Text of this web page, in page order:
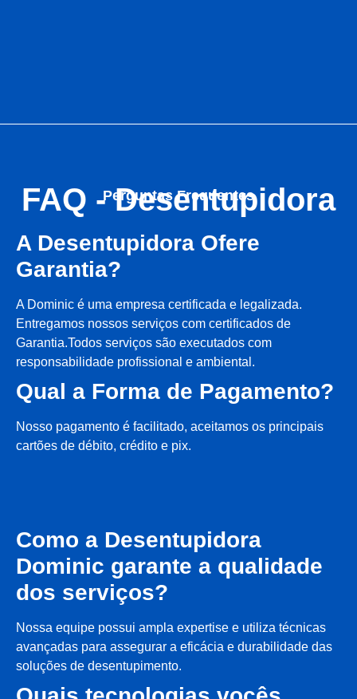
Perguntas Frequentes
FAQ - Desentupidora
A Desentupidora Ofere
Garantia?
A Dominic é uma empresa certificada e legalizada.
Entregamos nossos serviços com certificados de
Garantia.Todos serviços são executados com
responsabilidade profissional e ambiental.
Qual a Forma de Pagamento?
Nosso pagamento é facilitado, aceitamos os principais
cartões de débito, crédito e pix.
Como a Desentupidora
Dominic garante a qualidade
dos serviços?
Nossa equipe possui ampla expertise e utiliza técnicas
avançadas para assegurar a eficácia e durabilidade das
soluções de desentupimento.